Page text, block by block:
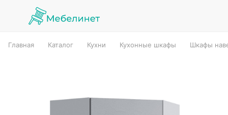
Главная Каталог Кухни Кухонные шкафы Шкафы